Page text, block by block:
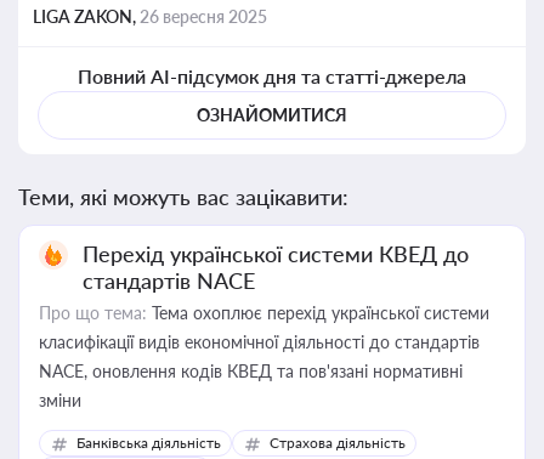
LIGA ZAKON, 26 вересня 2025
Повний AI-підсумок дня та статті-джерела
ОЗНАЙОМИТИСЯ
Теми, які можуть вас зацікавити:
Перехід української системи КВЕД до
стандартів NACE
Про що тема: Тема охоплює перехід української системи
класифікації видів економічної діяльності до стандартів
NACE, оновлення кодів КВЕД та пов'язані нормативні
зміни
Банківська діяльність
Страхова діяльність